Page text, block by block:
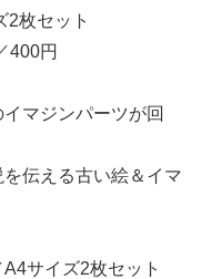
2枚セット
400円
マジンパーツが回
伝える古い絵＆イマ
サイズ2枚セット